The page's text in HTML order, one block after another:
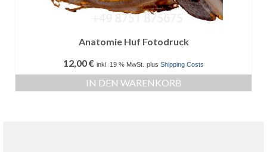
Anatomie Huf Fotodruck
12,00€ inkl. 19 % MwSt. plus Shipping Costs
IN DEN WARENKORB